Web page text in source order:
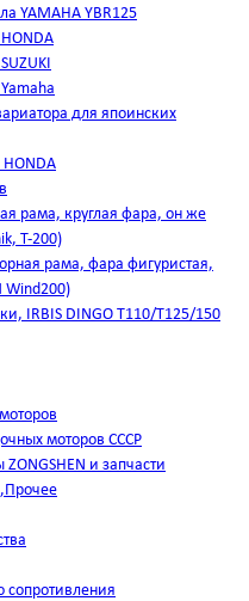
YAMAHA YBR125
для япоинских
рама, круглая фара, он же
T-200)
рама, фара фигуристая,
Wind200)
IRBIS DINGO Т110/Т125/150
моторов СССР
и запчасти
сопротивления